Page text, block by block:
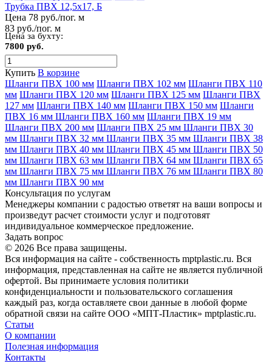
Трубка ПВХ 12,5х17, Б
Цена 78 руб./пог. м
83 руб./пог. м
Цена за бухту:
7800 руб.
Купить В корзине
Шланги ПВХ 100 мм Шланги ПВХ 102 мм Шланги ПВХ 110
мм Шланги ПВХ 120 мм Шланги ПВХ 125 мм Шланги ПВХ
127 мм Шланги ПВХ 140 мм Шланги ПВХ 150 мм Шланги
ПВХ 16 мм Шланги ПВХ 160 мм Шланги ПВХ 19 мм
Шланги ПВХ 200 мм Шланги ПВХ 25 мм Шланги ПВХ 30
мм Шланги ПВХ 32 мм Шланги ПВХ 35 мм Шланги ПВХ 38
мм Шланги ПВХ 40 мм Шланги ПВХ 45 мм Шланги ПВХ 50
мм Шланги ПВХ 63 мм Шланги ПВХ 64 мм Шланги ПВХ 65
мм Шланги ПВХ 75 мм Шланги ПВХ 76 мм Шланги ПВХ 80
мм Шланги ПВХ 90 мм
Консультация по услугам
Менеджеры компании с радостью ответят на ваши вопросы и
произведут расчет стоимости услуг и подготовят
индивидуальное коммерческое предложение.
Задать вопрос
© 2026 Все права защищены.
Вся информация на сайте - собственность mptplastic.ru. Вся
информация, представленная на сайте не является публичной
офертой. Вы принимаете условия политики
конфиденциальности и пользовательского соглашения
каждый раз, когда оставляете свои данные в любой форме
обратной связи на сайте ООО «МПТ-Пластик» mptplastic.ru.
Статьи
О компании
Полезная информация
Контакты